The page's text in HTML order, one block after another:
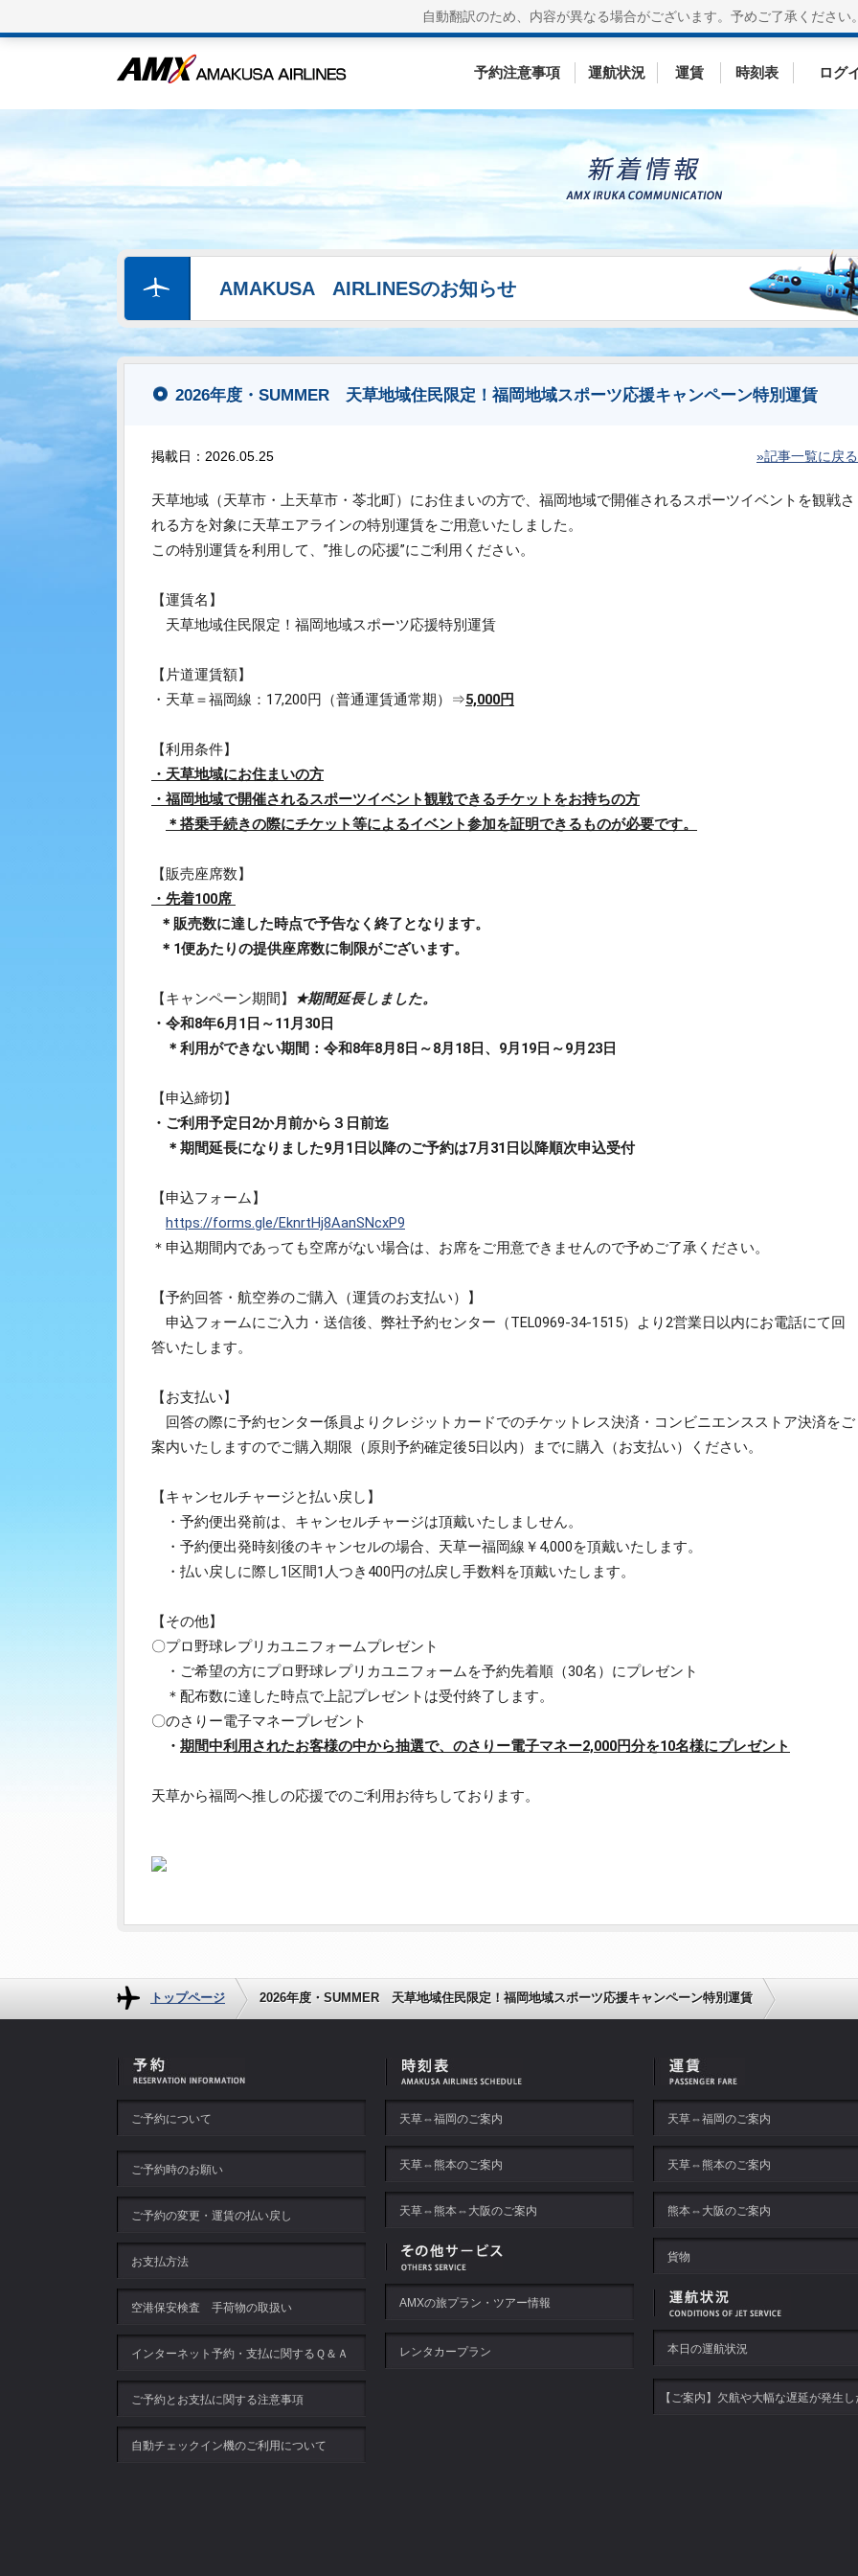
自動翻訳のため、内容が異なる場合がございます。 予めご了承ください
予約注意事項 運航状況 運賃 時刻表 ログ
AMAKUSA AIRLINESのお知らせ
2026年度・SUMMER 天草地域住民限定！福岡地域スポーツ応援キャンペーン特別運賃
掲載日：2026.05.25 »記事一覧に戻る
天草地域（天草市・上天草市・苓北町）にお住まいの方で、福岡地域で開催されるスポーツイベントを観戦さ
れる方を対象に天草エアラインの特別運賃をご用意いたしました。
この特別運賃を利用 して、”推しの応援”にご利用ください。
【運賃名】
天草地域住民限定！福岡地域スポーツ応援特別運賃
【片道運賃額】
・天草＝福岡線：17,200円（普通運賃通常期）⇒5,000円
【利用条件】
・天草地域にお住まいの方
・福岡地域で開催されるスポーツイベント観戦できるチケットをお持ちの方
＊搭乗手続きの際にチケット等によるイベント参加を証明できるものが必要です。
【販売座席数】
・先着100席
＊販売数に達した時点で予告なく終了となります。
＊1便あたりの提供座席数に制限がございます。
【キャンペーン期間】
★期間延長しました。
・令和8年6月1日～11月30日
＊利用ができない期間：令和8年8月8日～8月18日、9月19日～9月23日
【申込締切】
・ご利用予定日2か月前から３日前迄
＊期間延長になりました9月1日以降のご予約は7月31日以降順次申込受付
【申込フォーム】
https://forms.gle/EknrtHj8AanSNcxP9
＊申込期間内であっても空席がない場合は、お席をご用意できませんので予めご了承ください。
【予約回答・航空券のご購入（運賃のお支払い）】
申込フォームにご入力・送信後、弊社予約センター（TEL0969-34-1515）より2営業日以内にお電話にて回
答いたします。
【お支払い】
回答の際に予約センター係員よりクレジットカードでのチケットレス決済・コンビニエンスストア決済をご
案内いたしますのでご購入期限（原則予約確定後5日以内）までに購入（お支払い）ください。
【キャンセルチャージと払い戻し】
・予約便出発前は、キャンセルチャージは頂戴いたしましせん。
・予約便出発時刻後のキャンセルの場合、天草ー福岡線￥4,000を頂戴いたします。
・払い戻しに際し1区間1人つき400円の払戻し手数料を頂戴いたします。
【その他】
〇プロ野球レプリカユニフォームプレゼント
・ご希望の方にプロ野球レプリカユニフォームを予約先着順（30名）にプレゼント
＊配布数に達した時点で上記プレゼントは受付終了します。
〇のさりー電子マネープレゼント
・ 期間中利用されたお客様の中から抽選で、のさりー電子マネー2,000円分を10名様にプレゼント
天草から福岡へ推しの応援でのご利用お待ちしております。
トップページ 2026年度・SUMMER 天草地域住民限定！福岡地域スポーツ応援キャンペーン特別運賃
ご予約について
ご予約時のお願い
ご予約の変更・運賃の払い戻し
お支払方法
空港保安検査 手荷物の取扱い
インターネット予約・支払に関するＱ＆Ａ
ご予約とお支払に関する注意事項
自動チェックイン機のご利用について
天草⇔福岡のご案内
天草⇔熊本のご案内
天草⇔熊本⇔大阪のご案内
AMXの旅プラン・ツアー情報
レンタカープラン
天草⇔福岡のご案内
天草⇔熊本のご案内
熊本⇔大阪のご案内
貨物
本日の運航状況
【ご案内】欠航や大幅な遅延が発生